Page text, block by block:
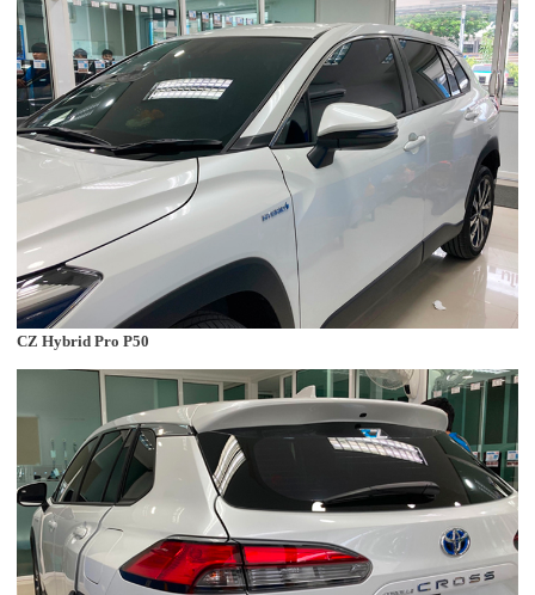
CZ Hybrid Pro P50